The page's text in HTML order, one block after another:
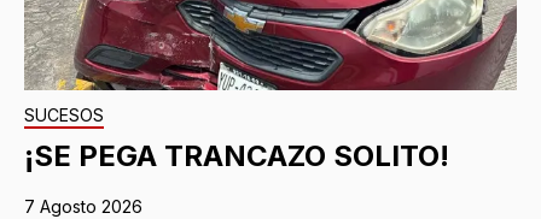
SUCESOS
¡SE PEGA TRANCAZO SOLITO!
7 Agosto 2026